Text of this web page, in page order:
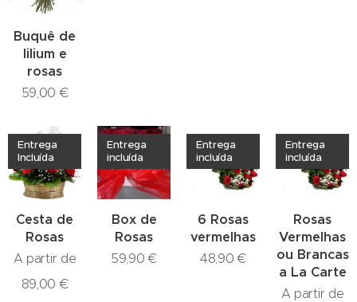
Buquê de
lilium e
rosas
59,00 €
Cesta de
Rosas
Entrega
Incluída
A partir de
89,00 €
Box de
Rosas
Entrega
incluída
59,90 €
6 Rosas
vermelhas
Entrega
incluída
48,90 €
Rosas
Vermelhas
ou Brancas
a La Carte
Entrega
incluída
A partir de